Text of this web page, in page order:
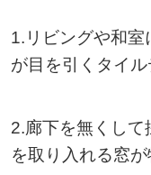
1.リビングや和
が目を引くタイル
2.廊下を無くし
を取り入れる窓